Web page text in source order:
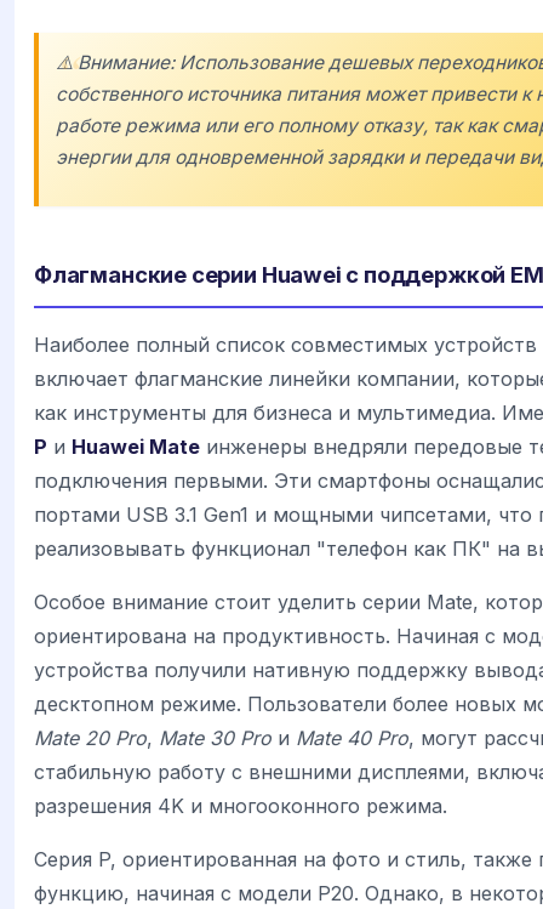
⚠️ Внимание: Использование дешевых
собственного источника питания может привести к
работе режима или его полному отказу, так как
энергии для одновременной зарядки и передачи
Флагманские серии Huawei с поддержкой
Наиболее полный список совместимых
включает флагманские линейки компании,
как инструменты для бизнеса и мультимедиа.
P и Huawei Mate инженеры внедряли передовые
подключения первыми. Эти смартфоны
портами USB 3.1 Gen1 и мощными чипсетами, что
реализовывать функционал "телефон как ПК" на
Особое внимание стоит уделить серии Mate,
ориентирована на продуктивность. Начиная с
устройства получили нативную поддержку
десктопном режиме. Пользователи более новых
Mate 20 Pro, Mate 30 Pro и Mate 40 Pro, могут
стабильную работу с внешними дисплеями,
разрешения 4K и многооконного режима.
Серия P, ориентированная на фото и стиль, также
функцию, начиная с модели P20. Однако, в